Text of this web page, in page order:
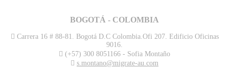
BOGOTÁ - COLOMBIA
Carrera 16 # 88-81. Bogotá D.C Colombia.Ofi 207. Edificio Oficinas
9016.
(+57) 300 8051166 - Sofia Montaño
s.montano@migrate-au.com